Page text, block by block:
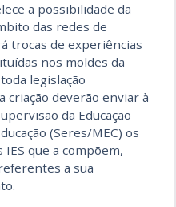
a possibilidade da
das redes de
trocas de experiências
nos moldes da
legislação
criação deverão enviar à
da Educação
(Seres/MEC) os
que a compõem,
a sua